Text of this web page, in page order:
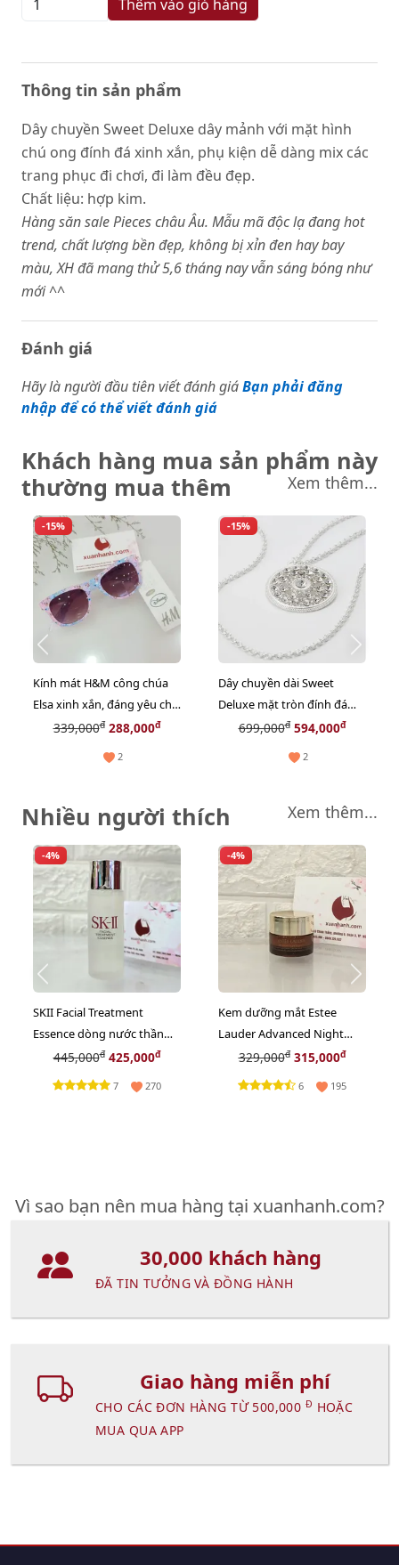
Thêm vào giỏ hàng
Thông tin sản phẩm
Dây chuyền Sweet Deluxe dây mảnh với mặt hình
chú ong đính đá xinh xắn, phụ kiện dễ dàng mix các
trang phục đi chơi, đi làm đều đẹp.
Chất liệu: hợp kim.
Hàng săn sale Pieces châu Âu. Mẫu mã độc lạ đang hot
trend, chất lượng bền đẹp, không bị xỉn đen hay bay
màu, XH đã mang thử 5,6 tháng nay vẫn sáng bóng như
mới ^^
Đánh giá
Hãy là người đầu tiên viết đánh giáBạn phải đăng
nhập để có thể viết đánh giá
Khách hàng mua sản phẩm này
thường mua thêm
Xem thêm...
-15%
Kính mát H&M công chúa
Elsa xinh xắn, đáng yêu cho
bé gái #Pink Light
339,000đ288,000đ
2
-15%
Dây chuyền dài Sweet
Deluxe mặt tròn đính đá
pha lê sang và đẹp
699,000đ594,000đ
2
Nhiều người thích Xem thêm...
-4%
SKII Facial Treatment
Essence dòng nước thần
dành cho các chị em - 30ml
(new)
445,000đ425,000đ
7 270
-4%
Kem dưỡng mắt Estee
Lauder Advanced Night
Repair Eye Gel-Creme Multi
- 5ml (New)
329,000đ315,000đ
6 195
Vì sao bạn nên mua hàng tại xuanhanh.com?
30,000 khách hàng
ĐÃ TIN TƯỞNG VÀ ĐỒNG HÀNH
Giao hàng miễn phí
CHO CÁC ĐƠN HÀNG TỪ 500,000 Đ HOẶC
MUA QUA APP